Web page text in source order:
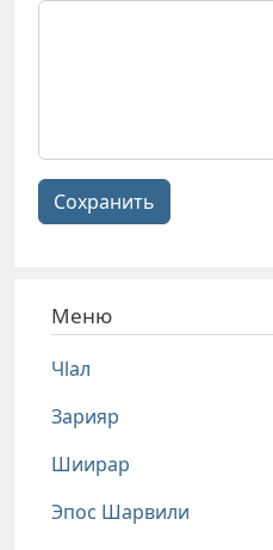
Сохранить
Меню
Чlал
Зарияр
Шиирар
Эпос Шарвили